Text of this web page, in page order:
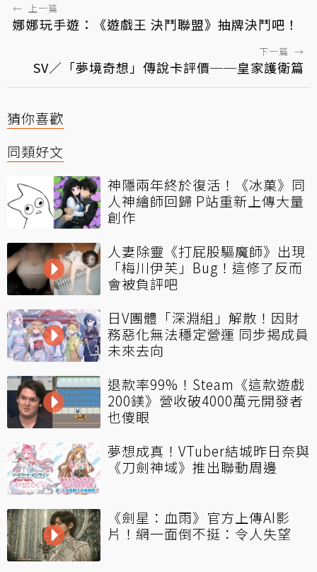
← 上一篇
娜娜玩手遊：《遊戲王 決鬥聯盟》抽牌決鬥吧！
下一篇 →
SV／「夢境奇想」傳說卡評價──皇家護衛篇
猜你喜歡
同類好文
神隱兩年終於復活！《冰菓》同
人神繪師回歸 P站重新上傳大量
創作
人妻除靈《打屁股驅魔師》出現
「梅川伊芙」Bug！這修了反而
會被負評吧
日V團體「深淵組」解散！因財
務惡化無法穩定營運 同步揭成員
未來去向
退款率99%！Steam《這款遊戲
200鎂》營收破4000萬元開發者
也傻眼
夢想成真！VTuber結城昨日奈與
《刀劍神域》推出聯動周邊
《劍星：血雨》官方上傳AI影
片！網一面倒不挺：令人失望